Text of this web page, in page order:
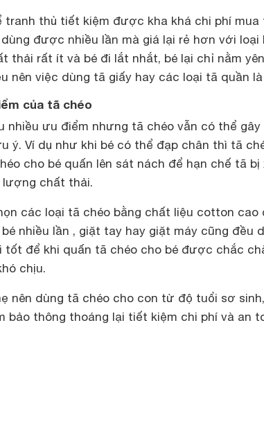
tranh thủ tiết kiệm được kha khá chi phí
được nhiều lần mà giá lại rẻ hơn với loại
thải rất ít và bé đi lắt nhắt, bé lại chỉ nằm
nên việc dùng tã giấy hay các loại tã quần
của tã chéo
nhiều ưu điểm nhưng tã chéo vẫn có thể
ý. Ví dụ như khi bé có thể đạp chân thì tã
cho bé quấn lên sát nách để hạn chế tã
chất thải.
các loại tã chéo bằng chất liệu cotton cao
nhiều lần , giặt tay hay giặt máy cũng đều
tốt để khi quấn tã chéo cho bé được chắc
chịu.
nên dùng tã chéo cho con từ độ tuổi sơ
bảo thông thoáng lại tiết kiệm chi phí và an